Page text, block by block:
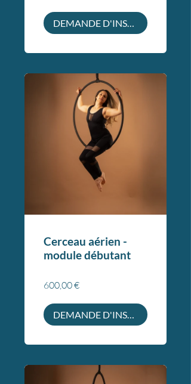
DEMANDE D'INSCRIPTION
Cerceau aérien -
module débutant
600,00 €
DEMANDE D'INSCRIPTION